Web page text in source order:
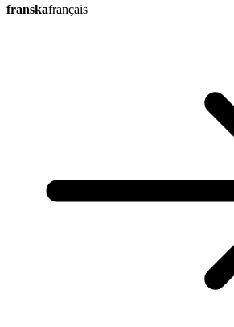
franskafrançais